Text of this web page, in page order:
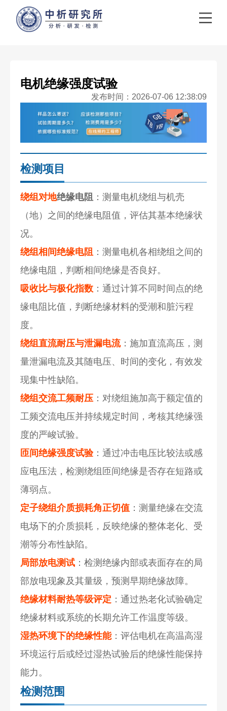
电机绝缘强度试验
发布时间：2026-07-06 12:38:09
检测项目
绕组对地绝缘电阻 ：测量电机绕组与机壳
（地）之间的绝缘电阻值，评估其基本绝缘状
况。
绕组相间绝缘电阻 ：测量电机各相绕组之间的
绝缘电阻，判断相间绝缘是否良好。
吸收比与极化指数 ：通过计算不同时间点的绝
缘电阻比值，判断绝缘材料的受潮和脏污程
度。
绕组直流耐压与泄漏电流：施加直流高压，测
量泄漏电流及其随电压、时间的变化，有效发
现集中性缺陷。
绕组交流工频耐压 ：对绕组施加高于额定值的
工频交流电压并持续规定时间，考核其绝缘强
度的严峻试验。
匝间绝缘强度试验：通过冲击电压比较法或感
应电压法，检测绕组匝间绝缘是否存在短路或
薄弱点。
定子绕组介质损耗角正切值 ：测量绝缘在交流
电场下的介质损耗，反映绝缘的整体老化、受
潮等分布性缺陷。
局部放电测试 ：检测绝缘内部或表面存在的局
部放电现象及其量级，预测早期绝缘故障。
绝缘材料耐热等级评定 ：通过热老化试验确定
绝缘材料或系统的长期允许工作温度等级。
湿热环境下的绝缘性能：评估电机在高温高湿
环境运行后或经过湿热试验后的绝缘性能保持
能力。
检测范围